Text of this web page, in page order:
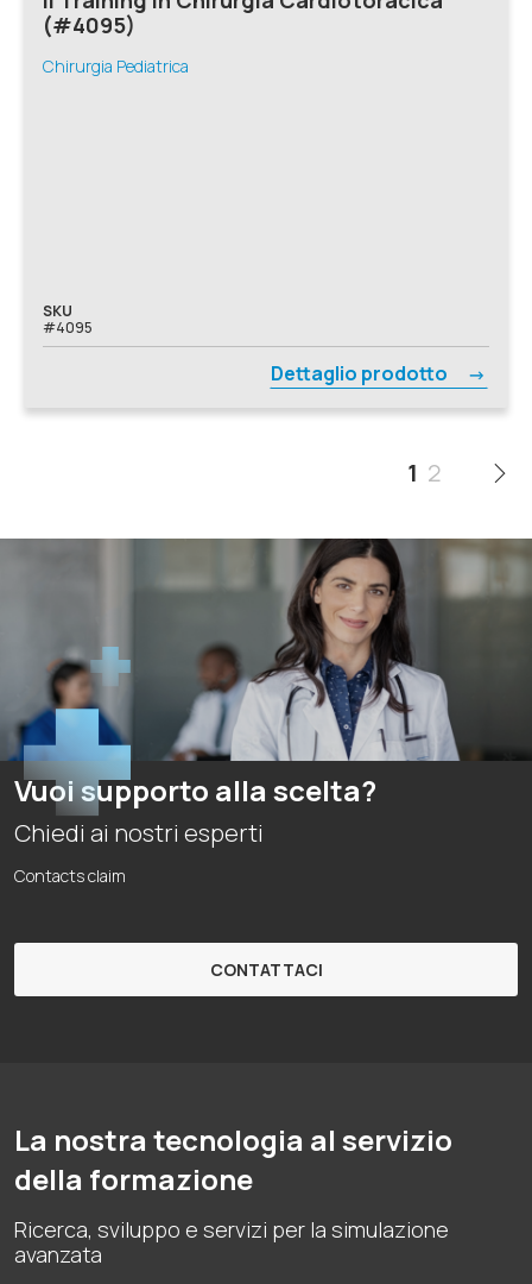
(#4095)
Chirurgia Pediatrica
SKU
#4095
Dettaglio prodotto
1 2
Vuoi supporto alla scelta?
Chiedi ai nostri esperti
Contacts claim
CONTATTACI
La nostra tecnologia al servizio
della formazione
Ricerca, sviluppo e servizi per la simulazione
avanzata